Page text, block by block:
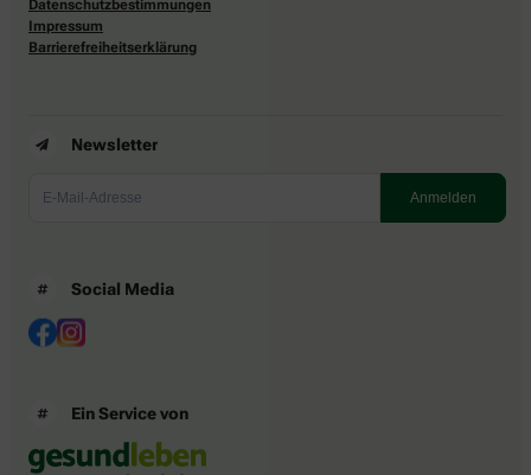
Datenschutzbestimmungen
Impressum
Barrierefreiheitserklärung
Newsletter
Social Media
Ein Service von